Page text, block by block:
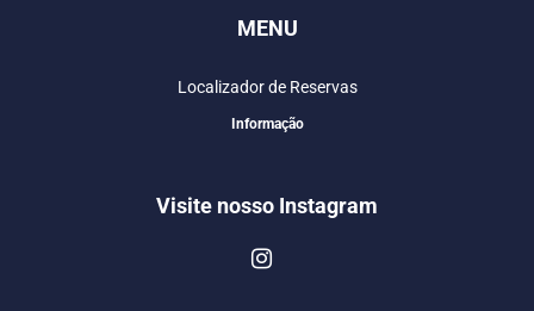
MENU
Localizador de Reservas
Informação
Visite nosso Instagram